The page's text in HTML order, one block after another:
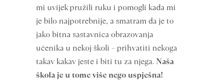
mi uvijek pružili ruku i pomogli kada mi
je bilo najpotrebnije, a smatram da je to
jako bitna sastavnica obrazovanja
učenika u nekoj školi – prihvatiti nekoga
takav kakav jeste i biti tu za njega. Naša
škola je u tome više nego uspješna!